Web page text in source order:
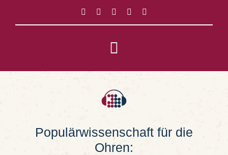
springen
Toggle
Navigation
Impressum
Populärwissenschaft für die
Ohren: